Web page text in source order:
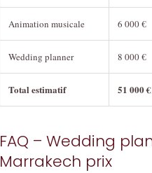
Animation musicale 6 000 €
Wedding planner 8 000 €
Total estimatif 51 000 €
FAQ – Wedding
Marrakech prix